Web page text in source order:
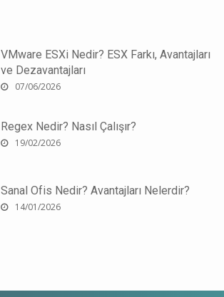
VMware ESXi Nedir? ESX Farkı, Avantajları
ve Dezavantajları
07/06/2026
Regex Nedir? Nasıl Çalışır?
19/02/2026
Sanal Ofis Nedir? Avantajları Nelerdir?
14/01/2026